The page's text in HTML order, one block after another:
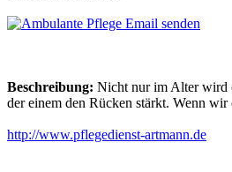
Email senden
Beschreibung: Nicht nur im Alter wird
der einem den Rücken stärkt. Wenn
http://www.pflegedienst-artmann.de